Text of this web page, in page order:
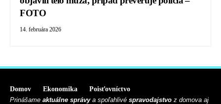
FOTO
14. februára 2026
Domov Ekonomika
Poisťovníctvo
Prinášame aktuálne správya spoľahlivé spravodajstvo z domova aj